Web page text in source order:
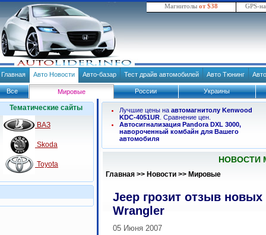
Магнитолы от $38 GPS-
Главная Авто Новости Авто-базар Тест драйв автомобилей Авто Тюнинг
Все Мировые России Украины
Тематические сайты
ВАЗ
Skoda
Toyota
Лучшие цены на автомагнитолу Kenwood
KDC-4051UR . Сравнение цен.
Автосигнализация Pandora DXL 3000,
навороченный комбайн для Вашего
автомобиля
НОВОСТИ
Главная >> Новости >> Мировые
Jeep грозит отзыв новых
Wrangler
05 Июня 2007